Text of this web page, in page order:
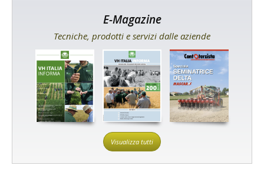
E-Magazine
Tecniche, prodotti e servizi dalle aziende
Visualizza tutti